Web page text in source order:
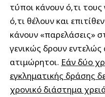
τύποι κάνουν ό,τι
ό,τι θέλουν και
κάνουν «παρελάσεις»
γενικώς δρουν
ατιμώρητοι. Εάν δύο
εγκληματικής δράσης
χρονικό διάστημα